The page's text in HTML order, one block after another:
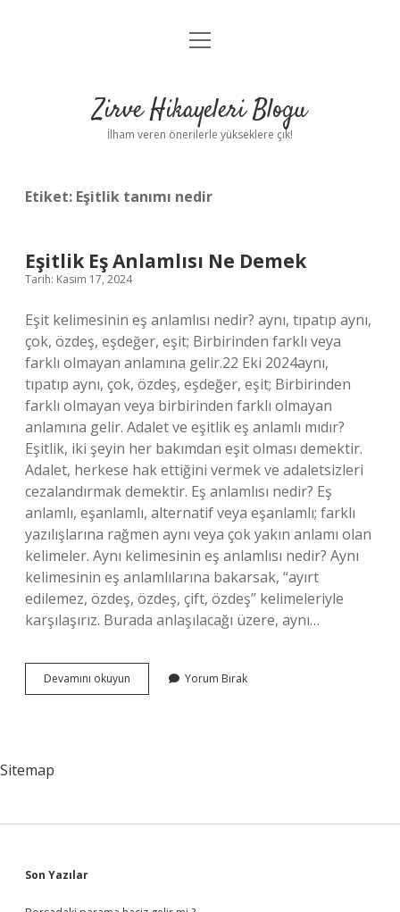
Anasayfa
Yasal Uyarı
menüyü
Zirve Hikayeleri Blogu
İlham veren önerilerle yükseklere çık!
Etiket: Eşitlik tanımı nedir
Eşitlik Eş Anlamlısı Ne Demek
Tarih: Kasım 17, 2024
Eşit kelimesinin eş anlamlısı nedir? aynı, tıpatıp aynı,
çok, özdeş, eşdeğer, eşit; Birbirinden farklı veya
farklı olmayan anlamına gelir.22 Eki 2024aynı,
tıpatıp aynı, çok, özdeş, eşdeğer, eşit; Birbirinden
farklı olmayan veya birbirinden farklı olmayan
anlamına gelir. Adalet ve eşitlik eş anlamlı mıdır?
Eşitlik, iki şeyin her bakımdan eşit olması demektir.
Adalet, herkese hak ettiğini vermek ve adaletsizleri
cezalandırmak demektir. Eş anlamlısı nedir? Eş
anlamlı, eşanlamlı, alternatif veya eşanlamlı; farklı
yazılışlarına rağmen aynı veya çok yakın anlamı olan
kelimeler. Aynı kelimesinin eş anlamlısı nedir? Aynı
kelimesinin eş anlamlılarına bakarsak, “ayırt
edilemez, özdeş, özdeş, çift, özdeş” kelimeleriyle
karşılaşırız. Burada anlaşılacağı üzere, aynı…
Devamını okuyun
Eş
Yorum Bırak
Sitemap
Sidebar
Son Yazılar